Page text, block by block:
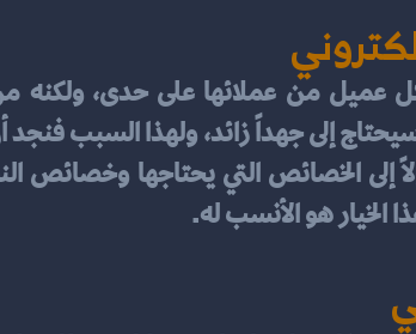
هو الأنسب له.